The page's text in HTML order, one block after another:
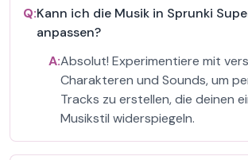
Q:Kann ich die Musik in Sprunki
anpassen?
A:Absolut! Experimentiere mit
Charakteren und Sounds, um
Tracks zu erstellen, die deinen
Musikstil widerspiegeln.